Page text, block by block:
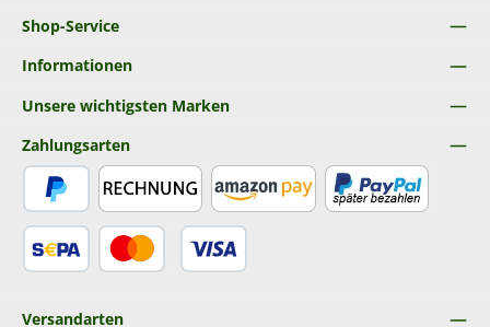
Shop-Service
Informationen
Unsere wichtigsten Marken
Zahlungsarten
Versandarten